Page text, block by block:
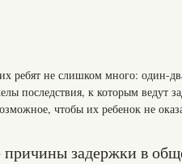
ребят не слишком много: один-
последствия, к которым ведут
чтобы их ребенок не
задержки в